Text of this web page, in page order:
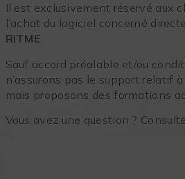
Il est exclusivement réservé aux
l’achat du logiciel concerné
RITME.
Sauf accord préalable et/ou
n’assurons pas le support relatif
mais proposons des formations
Vous avez une question ?